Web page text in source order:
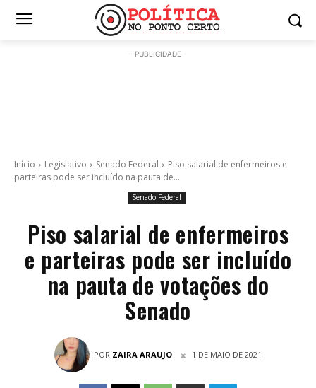
- PUBLICIDADE -
Início Legislativo Senado Federal
Piso salarial de enfermeiros e
parteiras pode ser incluído na pauta de...
Senado Federal
Piso salarial de enfermeiros
e parteiras pode ser incluído
na pauta de votações do
Senado
POR ZAIRA ARAUJO 1 DE MAIO DE 2021